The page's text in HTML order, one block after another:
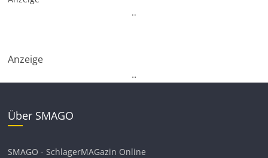
..
Anzeige
..
Über SMAGO
SMAGO - SchlagerMAGazin Online